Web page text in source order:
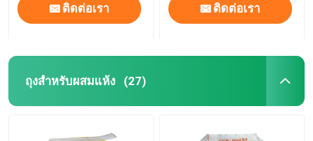
ติดต่อเรา ติดต่อเรา
ถุงสําหรับผสมแห้ง (27)